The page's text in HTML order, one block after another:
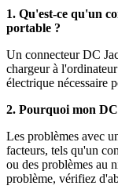
1. Qu'est-ce qu'un
portable ?
Un connecteur DC
chargeur à
électrique nécessaire
2. Pourquoi mon
Les problèmes avec
facteurs, tels qu'un
ou des problèmes au
problème, vérifiez